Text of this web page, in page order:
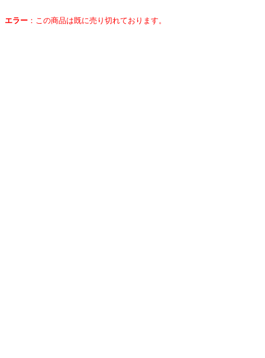
エラー ： この商品は既に売り切れております。